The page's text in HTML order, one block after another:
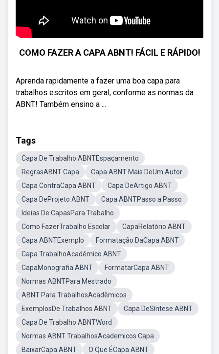
COMO FAZER A CAPA ABNT! FÁCIL E RÁPIDO!
Aprenda rapidamente a fazer uma boa capa para
trabalhos escritos em geral, conforme as normas da
ABNT! Também ensino a ...
Tags
Capa De Trabalho ABNTEspaçamento
RegrasABNT Capa
Capa ABNT Mais DeUm Autor
Capa ContraCapa ABNT
Capa DeArtigo ABNT
Capa DeProjeto ABNT
Capa ABNTPasso a Passo
Ideias De CapasPara Trabalho
Como FazerTrabalho Escolar
CapaRelatório ABNT
Capa ABNTExemplo
Formatação DaCapa ABNT
Capa TrabalhoAcadêmico ABNT
CapaMonografia ABNT
FormatarCapa ABNT
Normas ABNTPara Mestrado
ABNT Para TrabalhosAcadêmicos
ExemplosDe Trabalhos ABNT
Capa DeSíntese ABNT
Capa De Trabalho ABNTWord
Normas ABNT TrabalhosAcademicos Capa
BaixarCapa ABNT
O Que ÉCapa ABNT